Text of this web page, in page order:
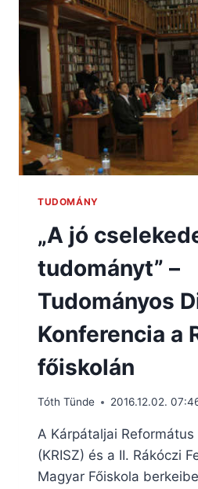
TUDOMÁNY
„A jó
tudományt” –
Tudományos
Konferencia a
főiskolán
Tóth Tünde 2016.12.02.
A Kárpátaljai
(KRISZ) és a II. Rákóczi
Magyar Főiskola